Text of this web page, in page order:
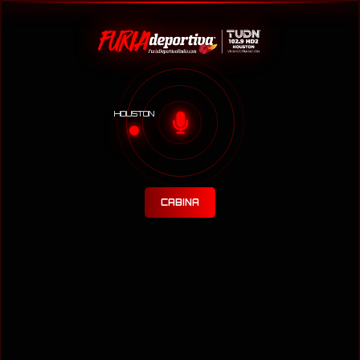
HOUSTON
CABINA